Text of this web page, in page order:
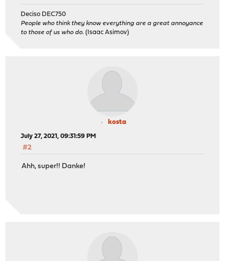
Deciso DEC750
People who think they know everything are a great annoyance
to those of us who do. (Isaac Asimov)
kosta
July 27, 2021, 09:31:59 PM
#2
Ahh, super!! Danke!